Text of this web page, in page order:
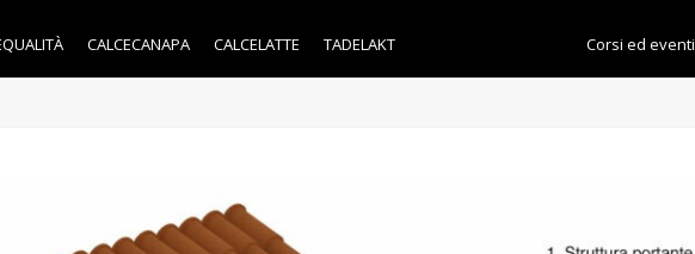
CALCECANAPA CALCELATTE TADELAKT Corsi ed eventi